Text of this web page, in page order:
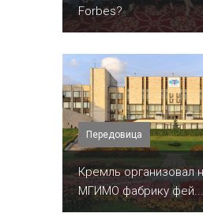
Forbes?
Передовица
Кремль организовал
МГИМО фабрику фей...